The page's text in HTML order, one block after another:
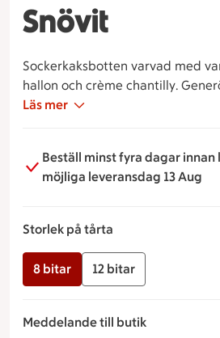
Snövit
Sockerkaksbotten varvad med
hallon och crème chantilly.
hyvlad vit choklad och dekorerad
Läs mer
Beställ minst fyra dagar innan
möjliga leveransdag 13 Aug
Storlek på tårta
8 bitar 12 bitar
Meddelande till butik